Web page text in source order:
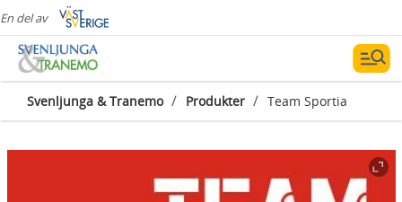
En del av
Svenljunga & Tranemo / Produkter / Team Sportia